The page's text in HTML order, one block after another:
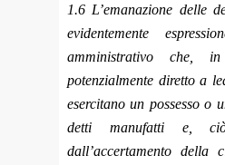
1.6 L’emanazione delle
evidentemente
amministrativo che,
potenzialmente diretto a
esercitano un possesso o
detti manufatti e,
dall’accertamento della